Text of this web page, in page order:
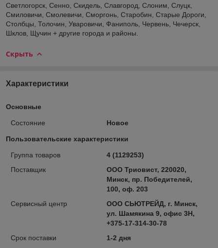
Светлогорск, Сенно, Скидель, Славгород, Слоним, Слуцк,
Смиловичи, Смолевичи, Сморгонь, Старобин, Старые Дороги,
Столбцы, Толочин, Уваровичи, Фаниполь, Червень, Чечерск,
Шклов, Щучин + другие города и районы.
Скрыть
Характеристики
Основные
Состояние Новое
Пользовательские характеристики
Группа товаров
4 (1129253)
Поставщик
ООО Триовист, 220020,
Минск, пр. Победителей,
100, оф. 203
Сервисный центр
ООО СЬЮТРЕЙД, г. Минск,
ул. Шамякина 9, офис 3Н,
+375-17-314-30-78
Срок поставки
1-2 дня